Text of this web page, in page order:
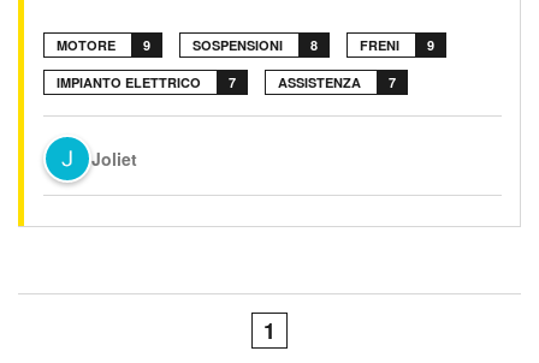
MOTORE 9 SOSPENSIONI 8 FRENI 9
IMPIANTO ELETTRICO 7 ASSISTENZA 7
Joliet
1